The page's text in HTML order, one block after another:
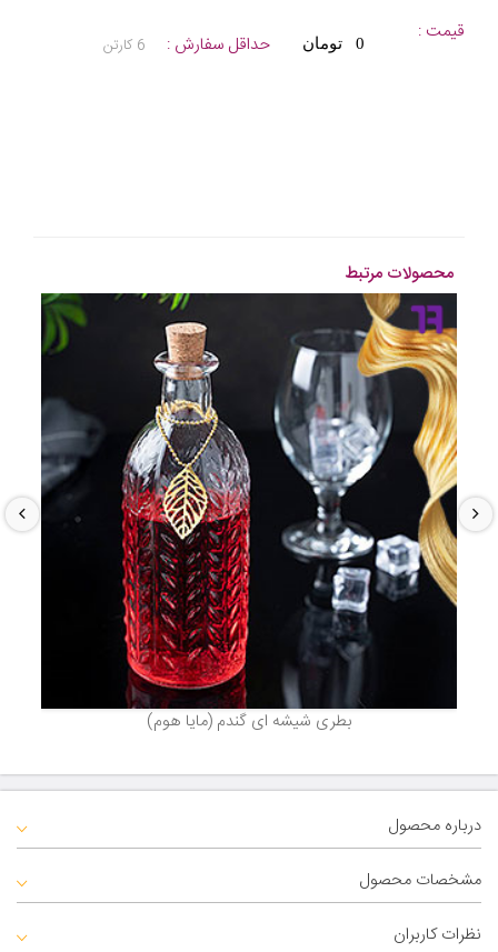
قیمت : 0 تومان حداقل سفارش : 6 کارتن
محصولات مرتبط
بطری شیشه ای گندم (مایا هوم)
درباره محصول
مشخصات محصول
نظرات کاربران